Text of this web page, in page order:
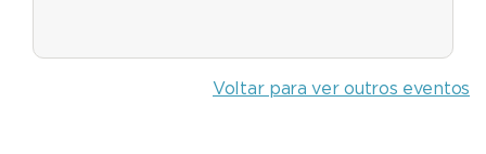
Voltar para ver outros eventos